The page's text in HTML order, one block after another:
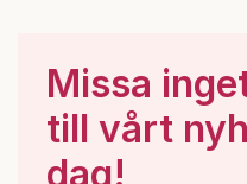
Missa
till vårt
dag!